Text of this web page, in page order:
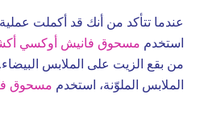
عندما تتأكد من أنك قد أكملت عملية
استخدم مسحوق فانيش أوكسي
من بقع الزيت على الملابس
الملابس الملوّنة، استخدم مسحوق